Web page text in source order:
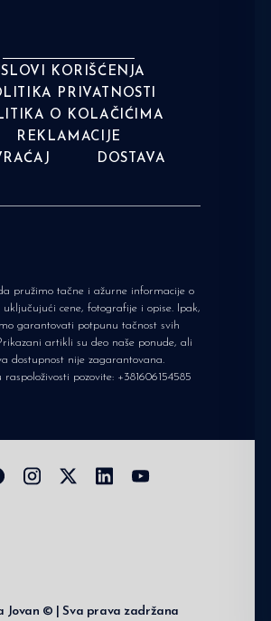
KORIŠĆENJA
PRIVATNOSTI
O KOLAČIĆIMA
REKLAMACIJE
DOSTAVA
pružimo tačne i ažurne informacije o
uključujući cene, fotografije i opise. Ipak,
garantovati potpunu tačnost svih
artikli su deo naše ponude, ali
dostupnost nije zagarantovana.
pozovite: +381606154585
Jovan © | Sva prava zadržana